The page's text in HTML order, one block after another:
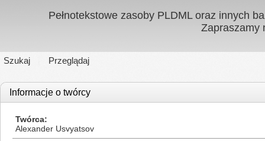
Pełnotekstowe zasoby PLDML oraz innych
Zapraszamy
Szukaj Przeglądaj
Informacje o twórcy
Twórca
Alexander Usvyatsov